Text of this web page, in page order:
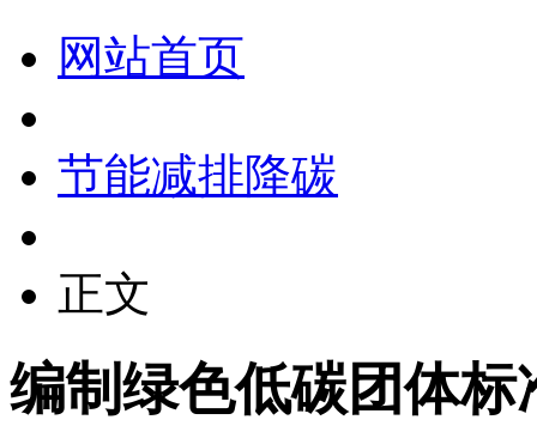
网站首页
节能减排降碳
正文
编制绿色低碳团体